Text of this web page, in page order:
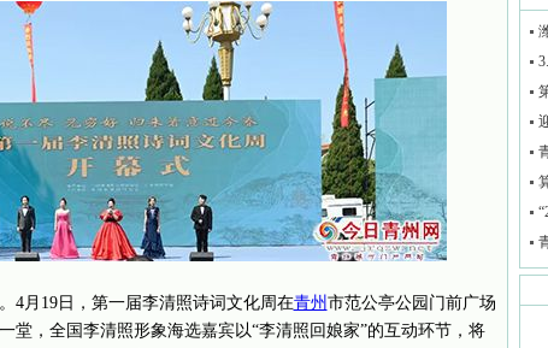
4月19日，第一届李清照诗词文化周在青州 市范公亭公园门前广场
堂，全国李清照形象海选嘉宾以“李清照回娘家”的互动环节，将